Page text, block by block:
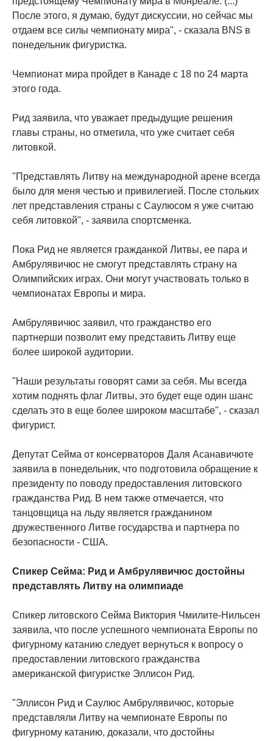
После этого, я думаю, будут дискуссии, но сейчас мы
отдаем все силы чемпионату мира", - сказала BNS в
понедельник фигуристка.
Чемпионат мира пройдет в Канаде с 18 по 24 марта
этого года.
Рид заявила, что уважает предыдущие решения
главы страны, но отметила, что уже считает себя
литовкой.
"Представлять Литву на международной арене всегда
было для меня честью и привилегией. После стольких
лет представления страны с Саулюсом я уже считаю
себя литовкой", - заявила спортсменка.
Пока Рид не является гражданкой Литвы, ее пара и
Амбрулявичюс не смогут представлять страну на
Олимпийских играх. Они могут участвовать только в
чемпионатах Европы и мира.
Амбрулявичюс заявил, что гражданство его
партнерши позволит ему представить Литву еще
более широкой аудитории.
"Наши результаты говорят сами за себя. Мы всегда
хотим поднять флаг Литвы, это будет еще один шанс
сделать это в еще более широком масштабе", - сказал
фигурист.
Депутат Сейма от консерваторов Даля Асанавичюте
заявила в понедельник, что подготовила обращение к
президенту по поводу предоставления литовского
гражданства Рид. В нем также отмечается, что
танцовщица на льду является гражданином
дружественного Литве государства и партнера по
безопасности - США.
Спикер Сейма: Рид и Амбрулявичюс достойны
представлять Литву на олимпиаде
Спикер литовского Сейма Виктория Чмилите-Нильсен
заявила, что после успешного чемпионата Европы по
фигурному катанию следует вернуться к вопросу о
предоставлении литовского гражданства
американской фигуристке Эллисон Рид.
"Эллисон Рид и Саулюс Амбрулявичюс, которые
представляли Литву на чемпионате Европы по
фигурному катанию, доказали, что достойны